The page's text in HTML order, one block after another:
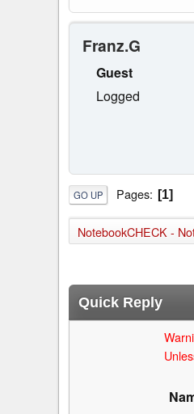
Franz.G
Guest
Logged
GO UP Pages 1
NotebookCHECK -
Quick Reply